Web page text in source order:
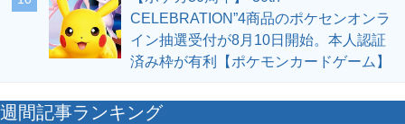
CELEBRATION”4商品のポケセンオンラ
イン抽選受付が8月10日開始。本人認証
済み枠が有利【ポケモンカードゲーム】
週間記事ランキング